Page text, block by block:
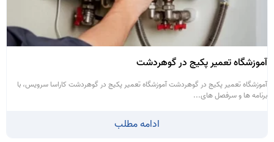
آموزشگاه تعمیر پکیج در گوهردشت
آموزشگاه تعمیر پکیج در گوهردشت آموزشگاه تعمیر پکیج در گوهردشت کاراسا سرویس، با
برنامه ها و سرفصل های...
ادامه مطلب